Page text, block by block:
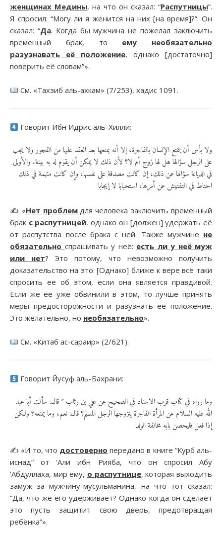
женщинах Медины, на что он сказал: “Распутницы”.
Я спросил: “Могу ли я женится на них [на время]?”. Он
сказал: “Да. Когда бы мужчина не пожелал заключить
временный брак, то ему необязательно
разузнавать её положение, однако [достаточно]
поверить её словам”».
См. «Тахзиб аль-ахкам» (7/253), хадис 1091.
Говорит Ибн Идрис аль-Хилли:
ولا بأس أن يتمتع الإنسان بالفاجرة، إلا أنه يمنعها بعد العقد عليها من الفجور ولا يجب
على الرجل سؤالها هل لها زوج أم لا؟ لأن ذلك لا يمكن أن يقوم له به بينة. والأولى
في الديانة سؤالها عن ذلك، إن كانت مصدقة على نفسها، وإن كانت متهمة في ذلك
احتاط في التفتيش عن أمرها، استحبابا لا إيجابا
✍️ «Нет проблемдля человека заключить временный
брак с распутницей, однако он [должен] удержать её
от распутства после брака с ней. Также мужчине не
обязательно спрашивать у неё: есть ли у неё муж
или нет? Это потому, что невозможно получить
доказательство на это. [Однако] ближе к вере всё таки
спросить её об этом, если она является правдивой.
Если же её уже обвинили в этом, то лучше принять
меры предосторожности и разузнать её положение.
Это желательно, но необязательно».
См. «Китаб ас-сараир» (2/621).
Говорит Йусуф аль-Бахрани:
وما رواه في كتاب قرب الاسناد في الصحيح عن علي بن رئاب ” قال: سألت أبا عبد
الله عليه السلام عن المرأة الفاجرة يتزوجها الرجل المسلم؟ قال: نعم، وما يمنعه؟ ولكن
إذا فعل فليحصن بابه مخالفة الولد
✍️ «И то, что достоверно передано в книге “Курб аль-
иснад” от ‘Али ибн Рияба, что он спросил Абу
‘Абдуллаха, мир ему, о распутнице, которая выходить
замуж за мужчину-мусульманина, на что тот сказал:
“Да, что же его удерживает? Однако когда он сделает
это пусть защитит свою дверь, предотвращая
ребёнка”».